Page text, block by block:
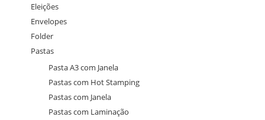
Eleições
Envelopes
Folder
Pastas
Pasta A3 com Janela
Pastas com Hot Stamping
Pastas com Janela
Pastas com Laminação